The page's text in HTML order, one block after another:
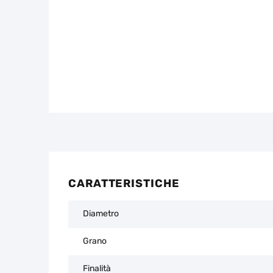
CARATTERISTICHE
Diametro
Grano
Finalità